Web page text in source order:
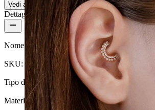
Vedi altro
Dettagli del prodotto
Nome: Forcipe per septum
SKU: Tool-5
Tipo di gioiello: Attrezzo
Materiale: Acciaio inossidabile